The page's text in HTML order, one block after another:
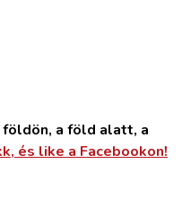
földön, a föld alatt, a
és like a Facebookon!